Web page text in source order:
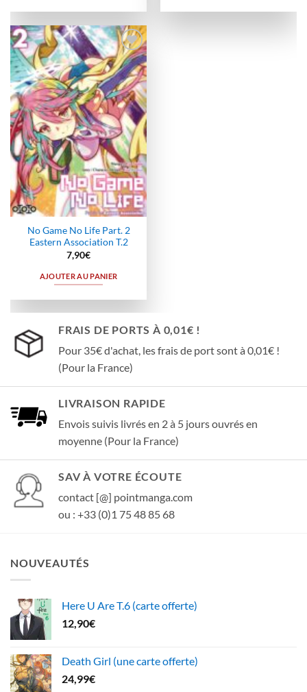
Ajouter
à la
wishlist
No Game No Life Part. 2
Eastern Association T.2
7,90€
AJOUTER AU PANIER
FRAIS DE PORTS À 0,01€ !
Pour 35€ d'achat, les frais de port sont à 0,01€ !
(Pour la France)
LIVRAISON RAPIDE
Envois suivis livrés en 2 à 5 jours ouvrés en
moyenne (Pour la France)
SAV À VOTRE ÉCOUTE
contact [@] pointmanga.com
ou : +33 (0)1 75 48 85 68
NOUVEAUTÉS
Here U Are T.6 (carte offerte)
12,90€
Death Girl (une carte offerte)
24,99€